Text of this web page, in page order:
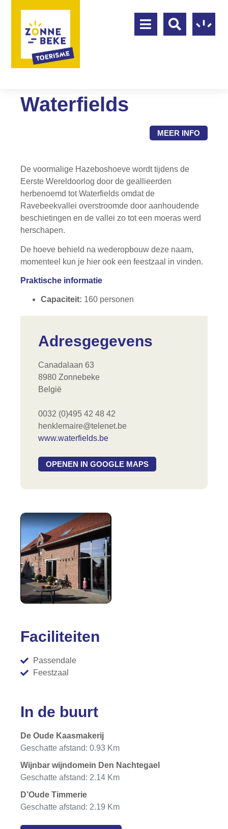
Waterfields
MEER INFO
De voormalige Hazeboshoeve wordt tijdens de
Eerste Wereldoorlog door de geallieerden
herbenoemd tot Waterfields omdat de
Ravebeekvallei overstroomde door aanhoudende
beschietingen en de vallei zo tot een moeras werd
herschapen.
De hoeve behield na wederopbouw deze naam,
momenteel kun je hier ook een feestzaal in vinden.
Praktische informatie
Capaciteit: 160 personen
Adresgegevens
Canadalaan 63
8980 Zonnebeke
België
0032 (0)495 42 48 42
henklemaire@telenet.be
www.waterfields.be
OPENEN IN GOOGLE MAPS
Faciliteiten
Passendale
Feestzaal
In de buurt
De Oude Kaasmakerij
Geschatte afstand: 0.93 Km
Wijnbar wijndomein Den Nachtegael
Geschatte afstand: 2.14 Km
D’Oude Timmerie
Geschatte afstand: 2.19 Km